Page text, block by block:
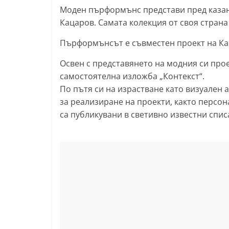
Моден пърформънс представи пред
Кацаров. Самата колекция от своя
Пърформънсът е съвместен проект на
Освен с представянето на модния си
самостоятелна изложба „Контекст“.
По пътя си на израстване като
за реализиране на проекти, както
са публикувани в светивно известни